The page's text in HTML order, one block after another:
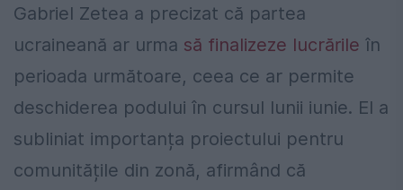
Gabriel Zetea a precizat că partea
ucraineană ar urma să finalizeze lucrările în
perioada următoare, ceea ce ar permite
deschiderea podului în cursul lunii iunie. El a
subliniat importanța proiectului pentru
comunitățile din zonă, afirmând că